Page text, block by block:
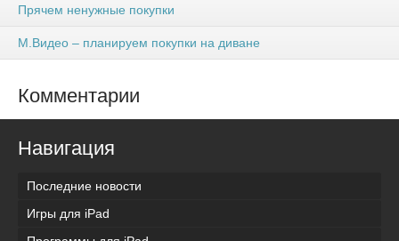
Прячем ненужные покупки
М.Видео – планируем покупки на диване
Комментарии
Навигация
Последние новости
Игры для iPad